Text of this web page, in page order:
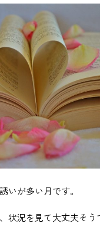
いが多い月です。
状況を見て大丈夫そう